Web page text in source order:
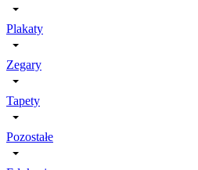
Plakaty
Zegary
Tapety
Pozostałe